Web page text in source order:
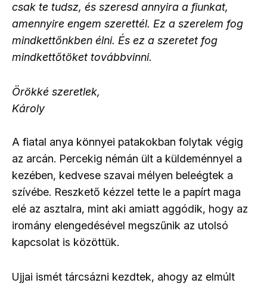
csak te tudsz, és szeresd annyira a fiunkat,
amennyire engem szerettél. Ez a szerelem fog
mindkettőnkben élni. És ez a szeretet fog
mindkettőtöket továbbvinni.
Örökké szeretlek,
Károly
A fiatal anya könnyei patakokban folytak végig
az arcán. Percekig némán ült a küldeménnyel a
kezében, kedvese szavai mélyen beleégtek a
szívébe. Reszkető kézzel tette le a papírt maga
elé az asztalra, mint aki amiatt aggódik, hogy az
iromány elengedésével megszűnik az utolsó
kapcsolat is közöttük.
Ujjai ismét tárcsázni kezdtek, ahogy az elmúlt